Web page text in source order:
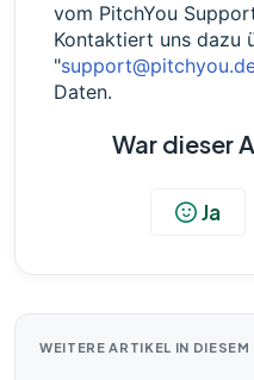
vom PitchYou
Kontaktiert uns dazu
"
Daten.
War dieser
Ja
WEITERE ARTIKEL IN DIESEM